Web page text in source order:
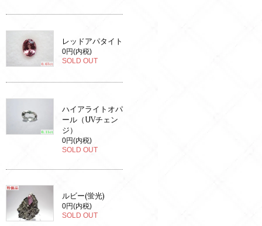
レッドアパタイト
0円(内税)
SOLD OUT
ハイアライトオパ
ール（UVチェン
ジ）
0円(内税)
SOLD OUT
ルビー(蛍光)
0円(内税)
SOLD OUT